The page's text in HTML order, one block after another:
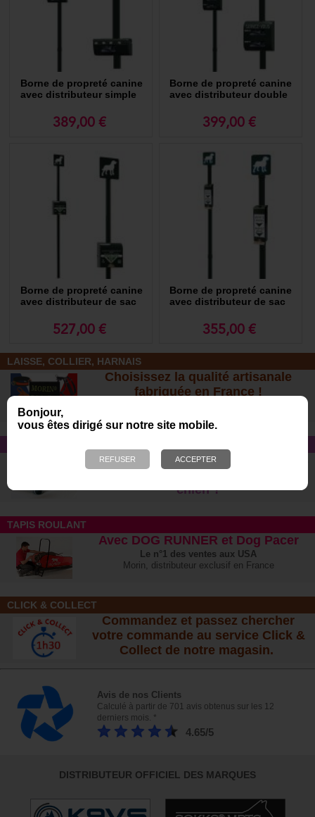
Bonjour,
vous êtes dirigé sur notre site mobile.
Borne de propreté canine
avec distributeur simple
rouleau389,00 €
Borne de propreté canine
avec distributeur double
rouleau399,00 €
Borne de propreté canine
avec distributeur de sac
papier 100%
biodégradable
527,00 €
Borne de propreté canine
avec distributeur de sac
cartonné solo
355,00 €
LAISSE, COLLIER, HARNAIS
Choisissez la qualité artisanale
fabriquée en France !
Quelles sont les différentes allergies
chien ?
TAPIS ROULANT
Avec DOG RUNNER et Dog Pacer
Le n°1 des ventes aux USA
Morin, distributeur exclusif en France
CLICK & COLLECT
Commandez et passez chercher
votre commande au service Click &
Collect de notre magasin.
Avis de nos Clients
Calculé à partir de 701 avis obtenus sur les 12
derniers mois. *
4.65/5
DISTRIBUTEUR OFFICIEL DES MARQUES